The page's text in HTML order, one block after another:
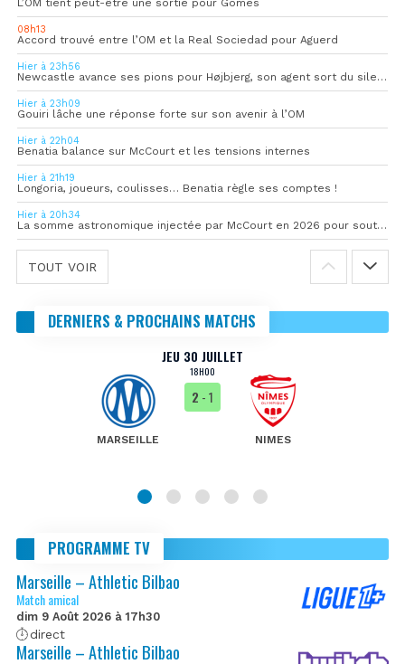
L’OM tient peut-être une sortie pour Gomes
08h13
Accord trouvé entre l’OM et la Real Sociedad pour Aguerd
Hier à 23h56
Newcastle avance ses pions pour Højbjerg, son agent sort du silence
Hier à 23h09
Gouiri lâche une réponse forte sur son avenir à l’OM
Hier à 22h04
Benatia balance sur McCourt et les tensions internes
Hier à 21h19
Longoria, joueurs, coulisses… Benatia règle ses comptes !
Hier à 20h34
La somme astronomique injectée par McCourt en 2026 pour soutenir l’OM
TOUT VOIR
DERNIERS & PROCHAINS MATCHS
JEU 30 JUILLET
18H00
MARSEILLE
2 - 1
NIMES
PROGRAMME TV
Marseille – Athletic Bilbao
Match amical
dim 9 Août 2026 à 17h30
direct
Marseille – Athletic Bilbao